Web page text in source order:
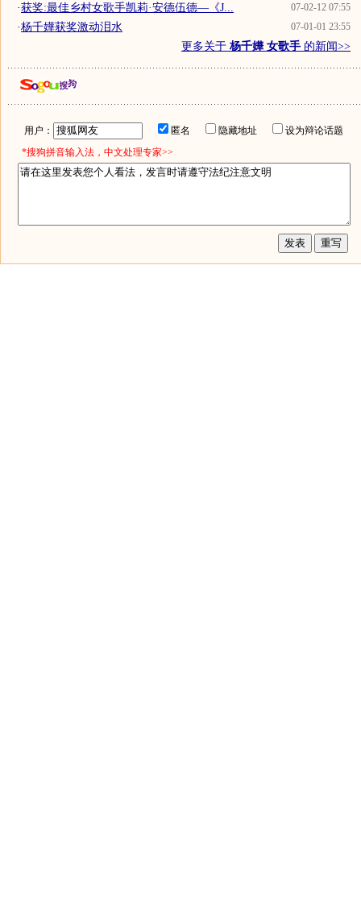
07-02-12 07:55
·获奖:最佳乡村女歌手凯莉·安德伍德—《J...
07-01-01 23:55
·杨千嬅获奖激动泪水
更多关于 杨千嬅 女歌手 的新闻>>
用户： 匿名 隐藏地址
设为辩论话题
*搜狗拼音输入法，中文处理专家>>